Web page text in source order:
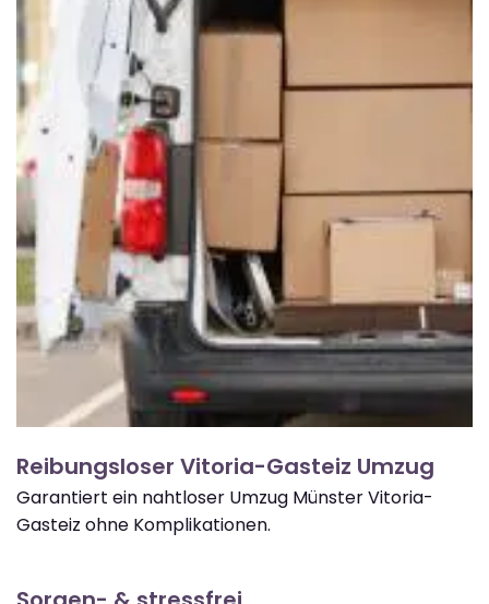
Reibungsloser Vitoria-Gasteiz Umzug
Garantiert ein nahtloser Umzug Münster Vitoria-
Gasteiz ohne Komplikationen.